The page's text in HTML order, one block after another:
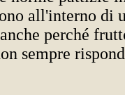
all'interno di
perché
sempre